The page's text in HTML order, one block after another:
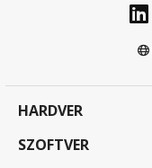
HARDVER
SZOFTVER